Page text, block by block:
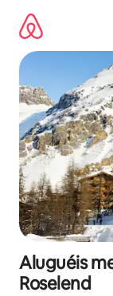
para
conteúdo
Aluguéis
Roselend